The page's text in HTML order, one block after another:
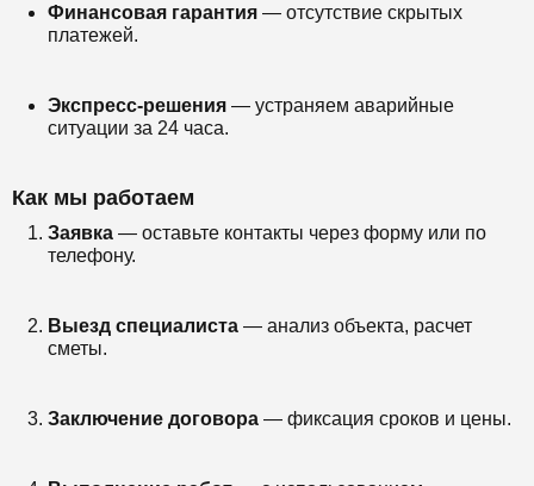
Финансовая гарантия — отсутствие скрытых
платежей.
Экспресс-решения — устраняем аварийные
ситуации за 24 часа.
Как мы работаем
Заявка — оставьте контакты через форму или по
телефону.
Выезд специалиста — анализ объекта, расчет
сметы.
Заключение договора — фиксация сроков и цены.